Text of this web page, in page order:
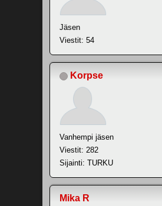
Jäsen
Viestit: 54
Korpse
Vanhempi jäsen
Viestit: 282
Sijainti: TURKU
Mika R